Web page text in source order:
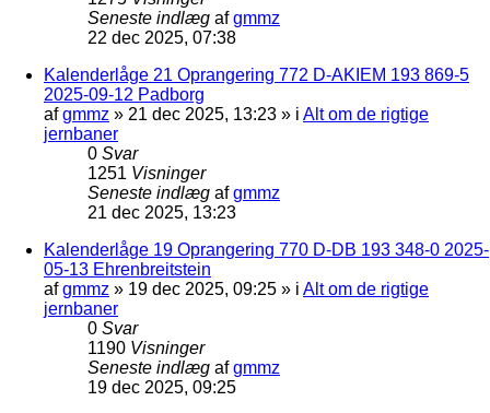
Seneste indlæg afgmmz
22 dec 2025, 07:38
Kalenderlåge 21 Oprangering 772 D-AKIEM 193 869-5
2025-09-12 Padborg
afgmmz » 21 dec 2025, 13:23 » i Alt om de rigtige
jernbaner
0 Svar
1251 Visninger
Seneste indlæg afgmmz
21 dec 2025, 13:23
Kalenderlåge 19 Oprangering 770 D-DB 193 348-0 2025-
05-13 Ehrenbreitstein
afgmmz » 19 dec 2025, 09:25 » i Alt om de rigtige
jernbaner
0 Svar
1190 Visninger
Seneste indlæg afgmmz
19 dec 2025, 09:25